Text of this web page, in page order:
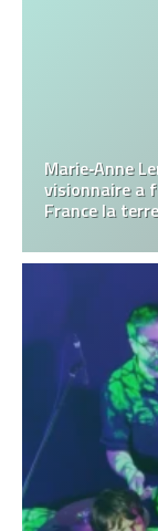
Marie‑Anne
visionnaire a
France la